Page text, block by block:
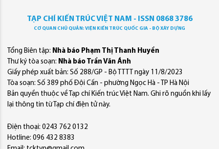
TẠP CHÍ KIẾN TRÚC VIỆT NAM - ISSN 0868 3786
CƠ QUAN CHỦ QUẢN: VIỆN KIẾN TRÚC QUỐC GIA - BỘ XÂY DỰNG
Tổng Biên tập: Nhà báo Phạm Thị Thanh Huyền
Thư ký tòa soạn: Nhà báo Trần Văn Ánh
Giấy phép xuất bản: Số 288/GP - Bộ TTTT ngày 11/8/2023
Tòa soạn: Số 389 phố Đội Cấn - phường Ngọc Hà - TP Hà Nội
Bản quyền thuộc về Tạp chí Kiến trúc Việt Nam. Ghi rõ nguồn khi lấy
lại thông tin từ Tạp chí điện tử này.
Điện thoại: 0243 762 0132
Hotline: 096 432 8383